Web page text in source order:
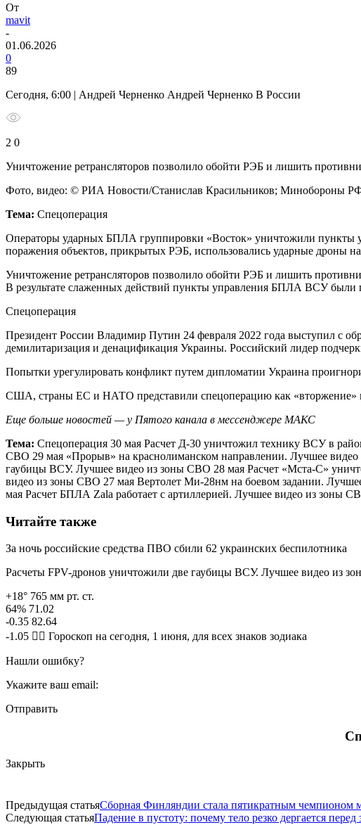
От
mavit
-
01.06.2026
0
89
Сегодня, 6:00 | Андрей Черненко Андрей Черненко В России
2 0
Уничтожение ретрансляторов позволило обойти РЭБ и лишить
Фото, видео: © РИА Новости/Станислав Красильников; Минобороны
Тема: Спецоперация
Операторы ударных БПЛА группировки «Восток» уничтожили пункты
поражения объектов, прикрытых РЭБ, использовались ударные дроны
Уничтожение ретрансляторов позволило обойти РЭБ и лишить
В результате слаженных действий пункты управления БПЛА ВСУ
Спецоперация
Президент России Владимир Путин 24 февраля 2022 года выступил с
демилитаризация и денацификация Украины. Российский лидер
Попытки урегулировать конфликт путем дипломатии Украина
США, страны ЕС и НАТО представили спецоперацию как «вторжение»
Еще больше новостей — у Пятого канала в мессенджере МАКС
Тема: Спецоперация 30 мая Расчет Д-30 уничтожил технику ВСУ в
СВО 29 мая «Прорыв» на краснолиманском направлении. Лучшее
гаубицы ВСУ. Лучшее видео из зоны СВО 28 мая Расчет «Мста-С»
видео из зоны СВО 27 мая Вертолет Ми-28нм на боевом задании.
мая Расчет БПЛА Zala работает с артиллерией. Лучшее видео из зоны
Читайте также
За ночь российские средства ПВО сбили 62 украинских беспилотника
Расчеты FPV-дронов уничтожили две гаубицы ВСУ. Лучшее видео из
+18° 765 мм рт. ст.
64% 71.02
-0.35 82.64
-1.05 🧙‍♀ Гороскоп на сегодня, 1 июня, для всех знаков зодиака
Нашли ошибку?
Укажите ваш email:
Отправить
Закрыть
Предыдущая статьяСборная Финляндии стала пятикратным чемпионом
Следующая статьяПадение в пустоту: почему тело резко дергается